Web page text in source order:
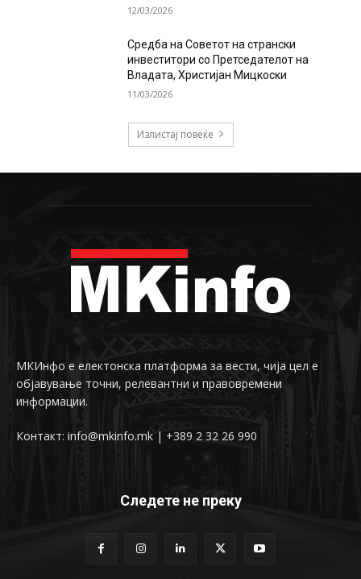
12/03/2026
Средба на Советот на странски
инвеститори со Претседателот на
Владата, Христијан Мицкоски
11/03/2026
Излистај повеќе
МКИнфо е електонска платформа за вести, чија цел е
објавување точни, релевантни и правовремени
информации.
Контакт: info@mkinfo.mk | +389 2 32 26 990
Следете не преку